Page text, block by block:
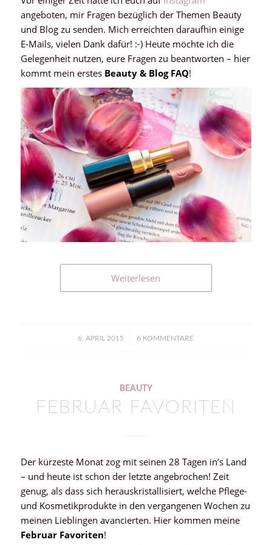
angeboten, mir Fragen bezüglich der Themen Beauty
und Blog zu senden. Mich erreichten daraufhin einige
E-Mails, vielen Dank dafür! :-) Heute möchte ich die
Gelegenheit nutzen, eure Fragen zu beantworten – hier
kommt mein erstesBeauty & Blog FAQ!
Weiterlesen
6. APRIL 2015
/ 6 KOMMENTARE
BEAUTY
FEBRUAR FAVORITEN
Der kürzeste Monat zog mit seinen 28 Tagen in’s Land
– und heute ist schon der letzte angebrochen! Zeit
genug, als dass sich herauskristallisiert, welche Pflege-
und Kosmetikprodukte in den vergangenen Wochen zu
meinen Lieblingen avancierten. Hier kommen meine
Februar Favoriten!